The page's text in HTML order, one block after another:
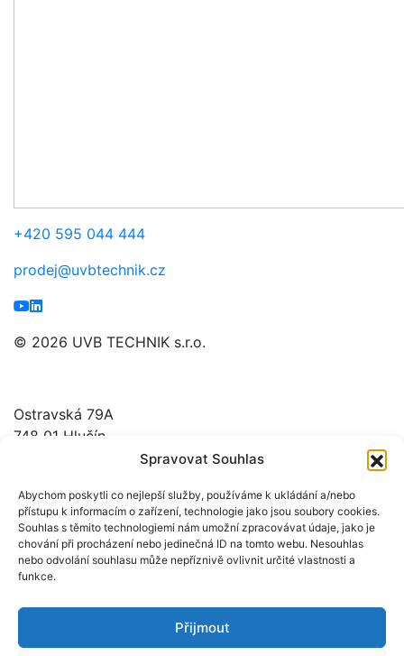
Spravovat Souhlas
Abychom poskytli co nejlepší služby, používáme k ukládání a/nebo
přístupu k informacím o zařízení, technologie jako jsou soubory cookies.
Souhlas s těmito technologiemi nám umožní zpracovávat údaje, jako je
chování při procházení nebo jedinečná ID na tomto webu. Nesouhlas
nebo odvolání souhlasu může nepříznivě ovlivnit určité vlastnosti a
funkce.
Přijmout
+420 595 044 444
prodej@uvbtechnik.cz
© 2026 UVB TECHNIK s.r.o.
Ostravská 79A
748 01 Hlučín
GPS: N 49° 53,809´, E 18° 11,853´
Search on Google maps
Products
About us
FAQ